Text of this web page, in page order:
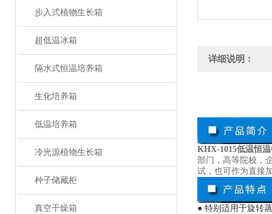
步入式植物生长箱
超低温冰箱
隔水式恒温培养箱
生化培养箱
低温培养箱
冷光源植物生长箱
种子储藏柜
真空干燥箱
详细说明：
KHX-1015低温恒
部门，高等院校，
试，也可作为直接
● 特别适用于旋转